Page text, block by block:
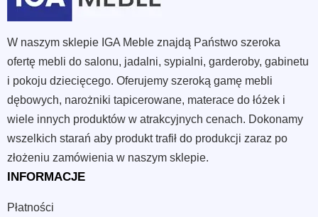
W naszym sklepie IGA Meble znajdą Państwo szeroka
ofertę mebli do salonu, jadalni, sypialni, garderoby, gabinetu
i pokoju dziecięcego. Oferujemy szeroką gamę mebli
dębowych, narożniki tapicerowane, materace do łóżek i
wiele innych produktów w atrakcyjnych cenach. Dokonamy
wszelkich starań aby produkt trafił do produkcji zaraz po
złożeniu zamówienia w naszym sklepie.
INFORMACJE
Płatności